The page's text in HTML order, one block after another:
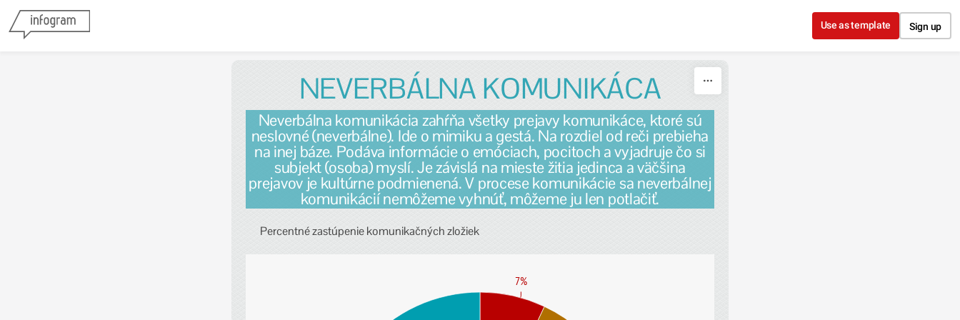
Use as template Sign up
NEVERBÁLNA KOMUNIKÁCA
Neverbálna komunikácia zahŕňa všetky prejavy komunikáce, ktoré sú
neslovné (neverbálne). Ide o mimiku a gestá. Na rozdiel od reči prebieha
na inej báze. Podáva informácie o emóciach, pocitoch a vyjadruje čo si
subjekt (osoba) myslí. Je závislá na mieste žitia jedinca a väčšina
prejavov je kultúrne podmienená. V procese komunikácie sa neverbálnej
komunikácií nemôžeme vyhnúť, môžeme ju len potlačiť.
Percentné zastúpenie komunikačných zložiek
7%